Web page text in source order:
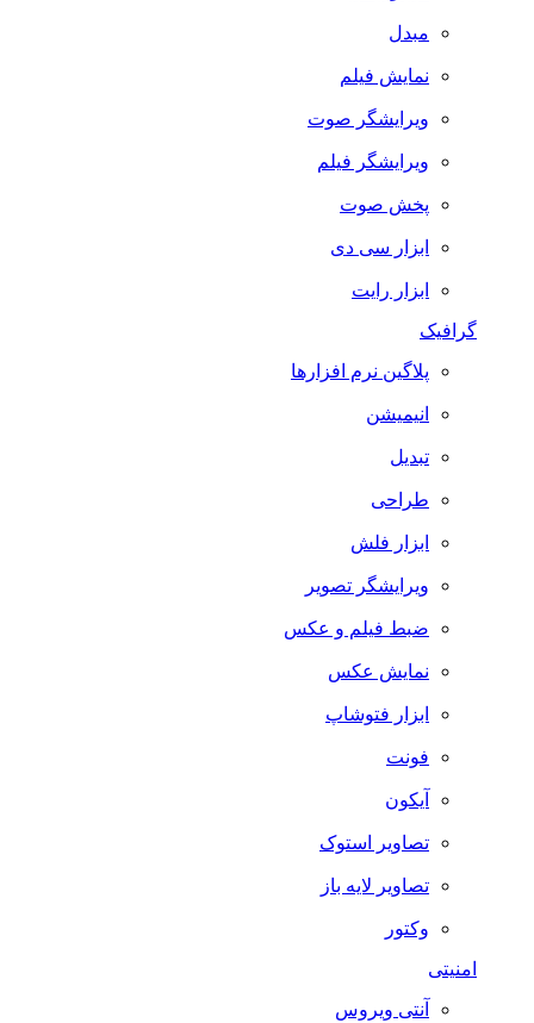
مبدل
نمایش فیلم
ویرایشگر صوت
ویرایشگر فیلم
پخش صوت
ابزار سی دی
ابزار رایت
گرافیک
پلاگین نرم افزارها
انیمیشن
تبدیل
طراحی
ابزار فلش
ویرایشگر تصویر
ضبط فيلم و عكس
نمایش عکس
ابزار فتوشاپ
فونت
آیکون
تصاویر استوک
تصاویر لایه باز
وکتور
امنیتی
آنتی ویروس